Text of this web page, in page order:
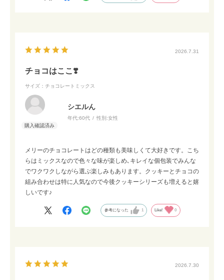
2026.7.31
チョコはここ❣️
サイズ：チョコレートミックス
シエルん
年代:60代 性別:女性
メリーのチョコレートはどの種類も美味しくて大好きです。こち
らはミックスなので色々な味が楽しめ､キレイな個包装でみんな
でワクワクしながら選ぶ楽しみもあります。クッキーとチョコの
組み合わせは特に人気なので今後クッキーシリーズも増えると嬉
しいです♪
参考になった 1 Like! 0
2026.7.30